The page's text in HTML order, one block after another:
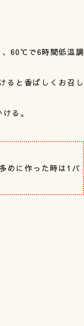
60℃で6時間低温調
と香ばしくお召し
る。
めに作った時は1パ